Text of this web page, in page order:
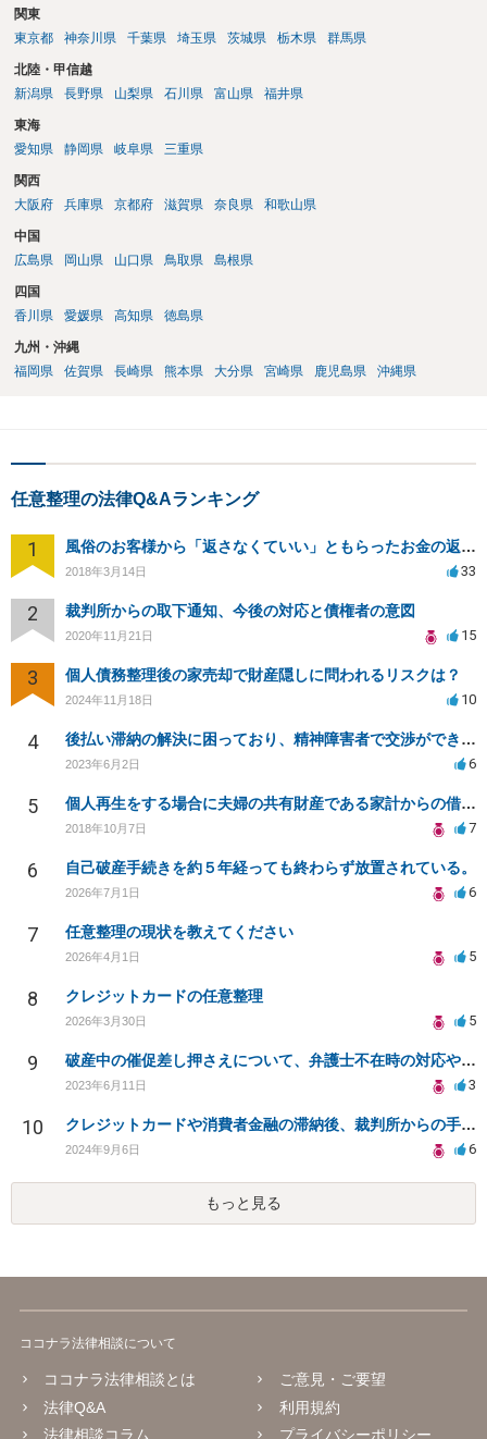
関東
東京都
神奈川県 千葉県 埼玉県 茨城県 栃木県 群馬県
北陸・甲信越
新潟県
長野県 山梨県 石川県 富山県 福井県
東海
愛知県
静岡県 岐阜県 三重県
関西
大阪府
兵庫県 京都府 滋賀県 奈良県 和歌山県
中国
広島県
岡山県 山口県 鳥取県 島根県
四国
香川県
愛媛県 高知県 徳島県
九州・沖縄
福岡県
佐賀県 長崎県 熊本県 大分県 宮崎県 鹿児島県 沖縄県
任意整理の法律Q&Aランキング
1 風俗のお客様から「返さなくていい」ともらったお金の返済を強要されています
2018年3月14日 33
2 裁判所からの取下通知、今後の対応と債権者の意図
2020年11月21日 15
3 個人債務整理後の家売却で財産隠しに問われるリスクは？
2024年11月18日 10
4 後払い滞納の解決に困っており、精神障害者で交渉ができず、弁護士も断られた場合の対処法
2023年6月2日 6
5 個人再生をする場合に夫婦の共有財産である家計からの借入も再生対象の債権となるのか等について
2018年10月7日 7
6 自己破産手続きを約５年経っても終わらず放置されている。
2026年7月1日 6
7 任意整理の現状を教えてください
2026年4月1日 5
8 クレジットカードの任意整理
2026年3月30日 5
9 破産中の催促差し押さえについて、弁護士不在時の対応や催促の停止についての質問。
2023年6月11日 3
10 クレジットカードや消費者金融の滞納後、裁判所からの手続きはどのように進む？
2024年9月6日 6
もっと見る
ココナラ法律相談について
ココナラ法律相談とは
法律Q&A
法律相談コラム
ご意見・ご要望
利用規約
プライバシーポリシー